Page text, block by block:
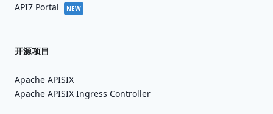
API7 Portal NEW
开源项目
Apache APISIX
Apache APISIX Ingress Controller